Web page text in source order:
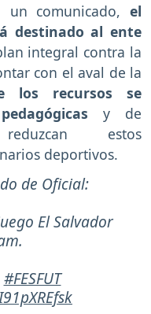
comunicado, el
destinado al ente
integral contra la
con el aval de la
los recursos se
y de
estos
deportivos.
de Oficial:
El Salvador
#FESFUT